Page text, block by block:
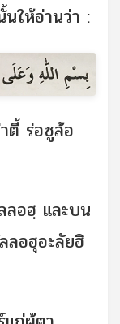
ให้อ่านว่า :
ตี้ ร่อซูล้อ
ลอฮฺ และบน
ลอฮุอะลัยฮิ